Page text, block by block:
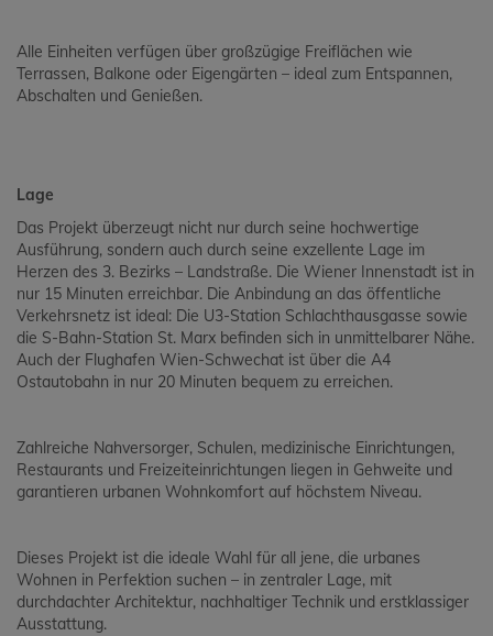
Alle Einheiten verfügen über großzügige Freiflächen wie
Terrassen, Balkone oder Eigengärten – ideal zum Entspannen,
Abschalten und Genießen.
Lage
Das Projekt überzeugt nicht nur durch seine hochwertige
Ausführung, sondern auch durch seine exzellente Lage im
Herzen des 3. Bezirks – Landstraße. Die Wiener Innenstadt ist in
nur 15 Minuten erreichbar. Die Anbindung an das öffentliche
Verkehrsnetz ist ideal: Die U3-Station Schlachthausgasse sowie
die S-Bahn-Station St. Marx befinden sich in unmittelbarer Nähe.
Auch der Flughafen Wien-Schwechat ist über die A4
Ostautobahn in nur 20 Minuten bequem zu erreichen.
Zahlreiche Nahversorger, Schulen, medizinische Einrichtungen,
Restaurants und Freizeiteinrichtungen liegen in Gehweite und
garantieren urbanen Wohnkomfort auf höchstem Niveau.
Dieses Projekt ist die ideale Wahl für all jene, die urbanes
Wohnen in Perfektion suchen – in zentraler Lage, mit
durchdachter Architektur, nachhaltiger Technik und erstklassiger
Ausstattung.